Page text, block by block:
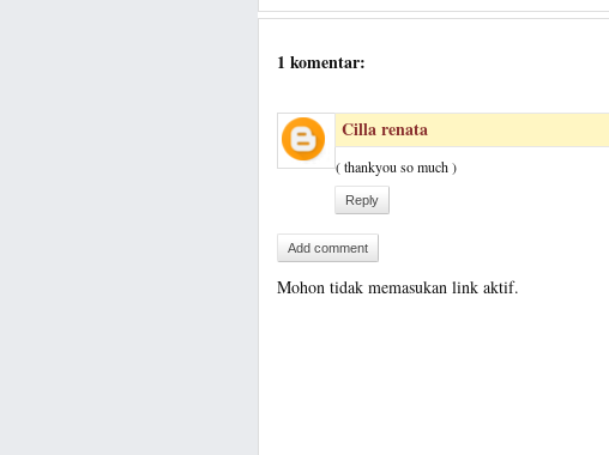
1 komentar:
Cilla renata
( thankyou so much )
Reply
Add comment
Mohon tidak memasukan link aktif.